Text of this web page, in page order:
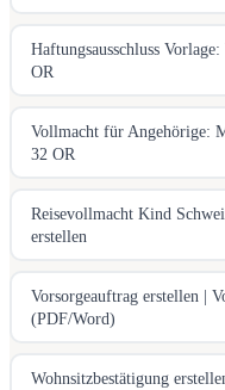
Haftungsausschluss
OR
Vollmacht für Angehörige:
32 OR
Reisevollmacht Kind
erstellen
Vorsorgeauftrag erstellen |
(PDF/Word)
Wohnsitzbestätigung